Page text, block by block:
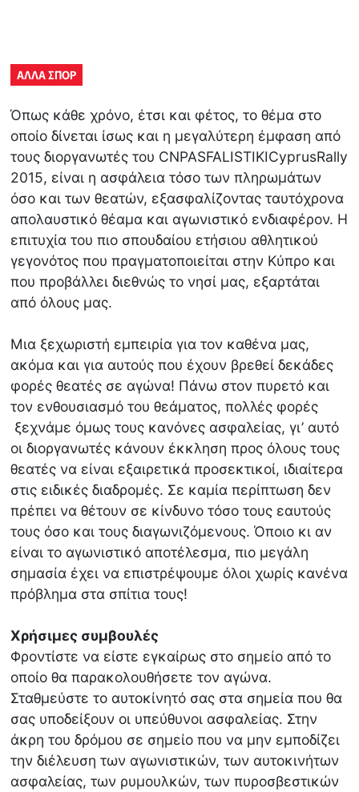
ΑΛΛΑ ΣΠΟΡ
Όπως κάθε χρόνο, έτσι και φέτος, το θέμα στο
οποίο δίνεται ίσως και η μεγαλύτερη έμφαση από
τους διοργανωτές του CNPASFALISTIKICyprusRally
2015, είναι η ασφάλεια τόσο των πληρωμάτων
όσο και των θεατών, εξασφαλίζοντας ταυτόχρονα
απολαυστικό θέαμα και αγωνιστικό ενδιαφέρον. Η
επιτυχία του πιο σπουδαίου ετήσιου αθλητικού
γεγονότος που πραγματοποιείται στην Κύπρο και
που προβάλλει διεθνώς το νησί μας, εξαρτάται
από όλους μας.
Μια ξεχωριστή εμπειρία για τον καθένα μας,
ακόμα και για αυτούς που έχουν βρεθεί δεκάδες
φορές θεατές σε αγώνα! Πάνω στον πυρετό και
τον ενθουσιασμό του θεάματος, πολλές φορές
ξεχνάμε όμως τους κανόνες ασφαλείας, γι’ αυτό
οι διοργανωτές κάνουν έκκληση προς όλους τους
θεατές να είναι εξαιρετικά προσεκτικοί, ιδιαίτερα
στις ειδικές διαδρομές. Σε καμία περίπτωση δεν
πρέπει να θέτουν σε κίνδυνο τόσο τους εαυτούς
τους όσο και τους διαγωνιζόμενους. Όποιο κι αν
είναι το αγωνιστικό αποτέλεσμα, πιο μεγάλη
σημασία έχει να επιστρέψουμε όλοι χωρίς κανένα
πρόβλημα στα σπίτια τους!
Χρήσιμες συμβουλές
Φροντίστε να είστε εγκαίρως στο σημείο από το
οποίο θα παρακολουθήσετε τον αγώνα.
Σταθμεύστε το αυτοκίνητό σας στα σημεία που θα
σας υποδείξουν οι υπεύθυνοι ασφαλείας. Στην
άκρη του δρόμου σε σημείο που να μην εμποδίζει
την διέλευση των αγωνιστικών, των αυτοκινήτων
ασφαλείας, των ρυμουλκών, των πυροσβεστικών